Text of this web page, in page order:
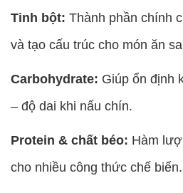
Tinh bột: Thành phần chính
và tạo cấu trúc cho món ăn
Carbohydrate: Giúp ổn định
– độ dai khi nấu chín.
Protein & chất béo: Hàm
cho nhiều công thức chế biến.